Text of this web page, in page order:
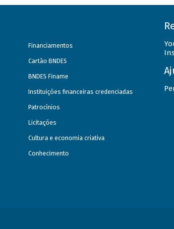
Financiamentos
Cartão BNDES
BNDES Finame
Instituições financeiras credenciadas
Patrocínios
Licitações
Cultura e economia criativa
Conhecimento